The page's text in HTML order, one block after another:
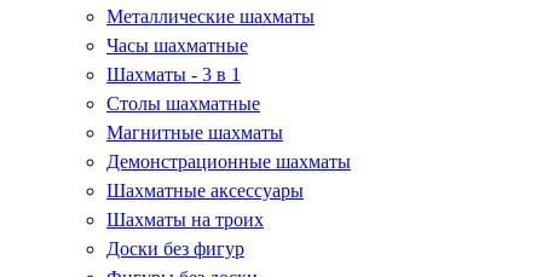
Металлические шахматы
Часы шахматные
Шахматы - 3 в 1
Столы шахматные
Магнитные шахматы
Демонстрационные шахматы
Шахматные аксессуары
Шахматы на троих
Доски без фигур